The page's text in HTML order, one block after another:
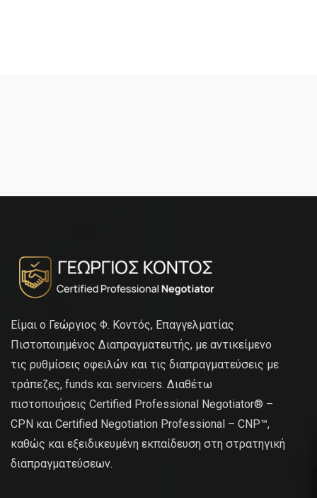
Είμαι ο Γεώργιος Φ. Κοντός, Επαγγελματίας
Πιστοποιημένος Διαπραγματευτής, με αντικείμενο
τις ρυθμίσεις οφειλών και τις διαπραγματεύσεις με
τράπεζες, funds και servicers. Διαθέτω
πιστοποιήσεις Certified Professional Negotiator® –
CPN και Certified Negotiation Professional – CNP™,
καθώς και εξειδικευμένη εκπαίδευση στη στρατηγική
διαπραγματεύσεων.